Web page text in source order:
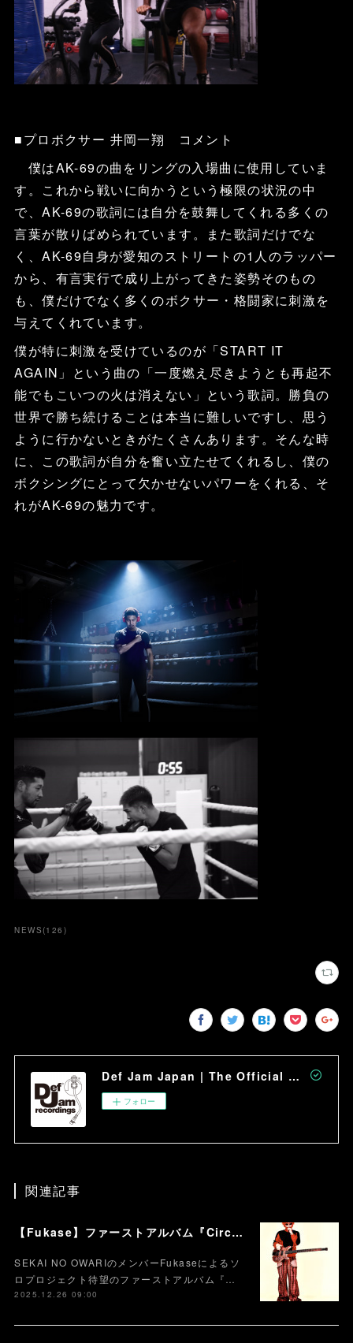
■プロボクサー 井岡一翔 コメント
僕はAK-69の曲をリングの入場曲に使用していま
す。これから戦いに向かうという極限の状況の中
で、AK-69の歌詞には自分を鼓舞してくれる多くの
言葉が散りばめられています。また歌詞だけでな
く、AK-69自身が愛知のストリートの1人のラッパー
から、有言実行で成り上がってきた姿勢そのもの
も、僕だけでなく多くのボクサー・格闘家に刺激を
与えてくれています。
僕が特に刺激を受けているのが「START IT
AGAIN」という曲の「一度燃え尽きようとも再起不
能でもこいつの火は消えない」という歌詞。勝負の
世界で勝ち続けることは本当に難しいですし、思う
ように行かないときがたくさんあります。そんな時
に、この歌詞が自分を奮い立たせてくれるし、僕の
ボクシングにとって欠かせないパワーをくれる、そ
れがAK-69の魅力です。
NEWS(126 )
Def Jam Japan | The Official Site
フォロー
関連記事
【Fukase】ファーストアルバム『Circusm』本日配信スタート！！！ CDパッケージの発売も決定！ 超豪華仕様のデラックス盤など5月にリリース！
SEKAI NO OWARIのメンバーFukaseによるソ
ロプロジェクト待望のファーストアルバム『…
2025.12.26 09:00